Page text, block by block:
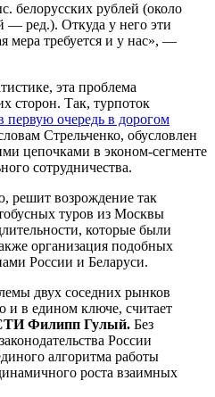
белорусских рублей (около
— ред.). Откуда у него эти
мера требуется и у нас», —
эта проблема
сторон. Так, турпоток
первую очередь в дорогом
Стрельченко, обусловлен
цепочками в эконом-сегменте
сотрудничества.
решит возрождение так
туров из Москвы
которые были
организация подобных
России и Беларуси.
двух соседних рынков
и в едином ключе, считает
Филипп Гулый. Без
России
алгоритма работы
роста взаимных